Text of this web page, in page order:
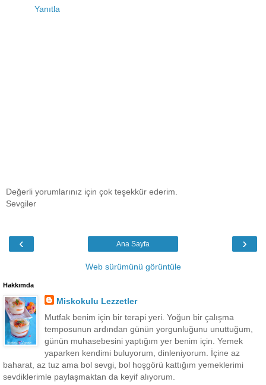
Yanıtla
Değerli yorumlarınız için çok teşekkür ederim.
Sevgiler
‹ ›
Ana Sayfa
Web sürümünü görüntüle
Hakkımda
Miskokulu Lezzetler
Mutfak benim için bir terapi yeri. Yoğun bir çalışma
temposunun ardından günün yorgunluğunu unuttuğum,
günün muhasebesini yaptığım yer benim için. Yemek
yaparken kendimi buluyorum, dinleniyorum. İçine az
baharat, az tuz ama bol sevgi, bol hoşgörü kattığım yemeklerimi
sevdiklerimle paylaşmaktan da keyif alıyorum.